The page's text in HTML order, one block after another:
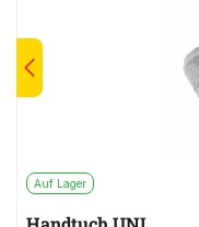
Auf Lager